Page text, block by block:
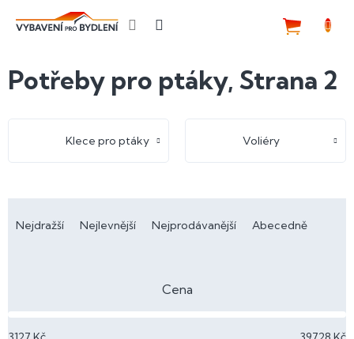
Potřeby pro ptáky, Strana 2
Klece pro ptáky Voliéry
a
í
Nejdražší Nejlevnější Nejprodávanější Abecedně
Cena